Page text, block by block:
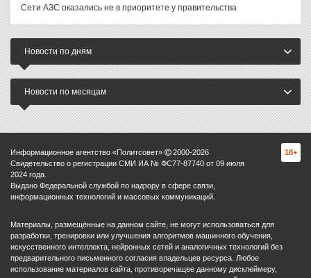
Сети АЗС оказались не в приоритете у правительства
Новости по дням
Новости по месяцам
Информационное агентство «Политсовет» 2000-2026
Свидетельство о регистрации СМИ ИА № ФС77-87740 от 09 июля
2024 года.
Выдано Федеральной службой по надзору в сфере связи,
информационных технологий и массовых коммуникаций.
18+
Материалы, размещённые на данном сайте, не могут использоваться для
разработки, тренировки или улучшения алгоритмов машинного обучения,
искусственного интеллекта, нейронных сетей и аналогичных технологий без
предварительного письменного согласия владельцев ресурса. Любое
использование материалов сайта, противоречащее данному дисклеймеру,